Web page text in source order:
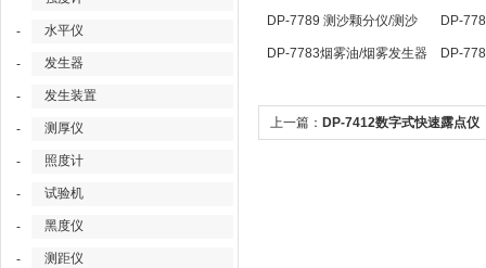
- 水平仪
- 发生器
- 发生装置
- 测厚仪
- 照度计
- 试验机
- 黑度仪
- 测距仪
分析仪 压力传感器仪表
定仪
DP-7789 测沙颗分仪/测沙
颗分仪/ 测沙颗检测仪
DP-
点温度
DP-7783烟雾油/烟雾发生器
DP-
上一篇： DP-7412数字式快速露点仪